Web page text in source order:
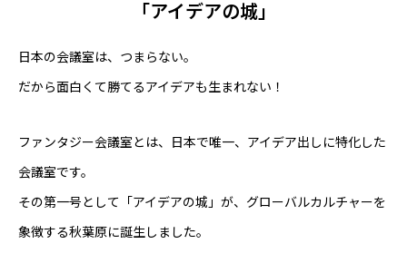
POLICY
「アイデアの城」
日本の会議室は、つまらない。
だから面白くて勝てるアイデアも生まれない！
ファンタジー会議室とは、日本で唯一、アイデア出しに特化した
会議室です。
その第一号として「アイデアの城」が、グローバルカルチャーを
象徴する秋葉原に誕生しました。